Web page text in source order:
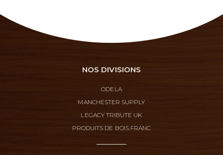
NOS DIVISIONS
ODELA
MANCHESTER SUPPLY
LEGACY TRIBUTE UK
PRODUITS DE BOIS FRANC